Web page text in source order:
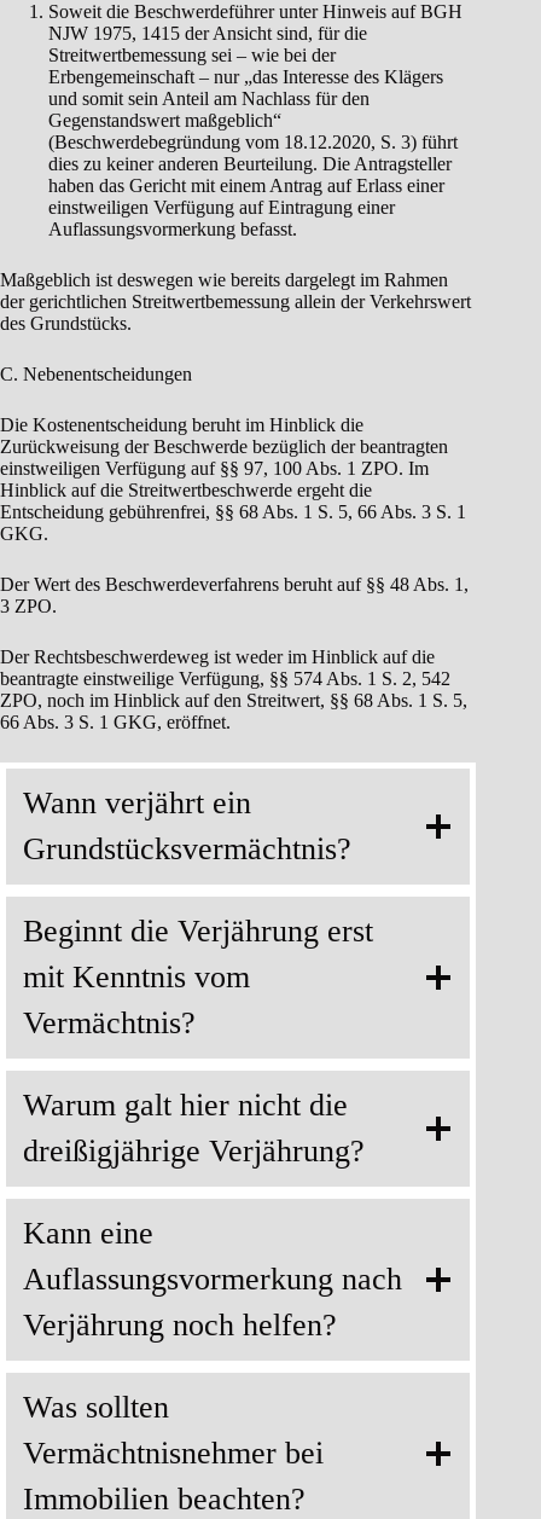
Soweit die Beschwerdeführer unter Hinweis auf BGH
NJW 1975, 1415 der Ansicht sind, für die
Streitwertbemessung sei – wie bei der
Erbengemeinschaft – nur „das Interesse des Klägers
und somit sein Anteil am Nachlass für den
Gegenstandswert maßgeblich“
(Beschwerdebegründung vom 18.12.2020, S. 3) führt
dies zu keiner anderen Beurteilung. Die Antragsteller
haben das Gericht mit einem Antrag auf Erlass einer
einstweiligen Verfügung auf Eintragung einer
Auflassungsvormerkung befasst.
Maßgeblich ist deswegen wie bereits dargelegt im Rahmen
der gerichtlichen Streitwertbemessung allein der Verkehrswert
des Grundstücks.
C. Nebenentscheidungen
Die Kostenentscheidung beruht im Hinblick die
Zurückweisung der Beschwerde bezüglich der beantragten
einstweiligen Verfügung auf §§ 97, 100 Abs. 1 ZPO. Im
Hinblick auf die Streitwertbeschwerde ergeht die
Entscheidung gebührenfrei, §§ 68 Abs. 1 S. 5, 66 Abs. 3 S. 1
GKG.
Der Wert des Beschwerdeverfahrens beruht auf §§ 48 Abs. 1,
3 ZPO.
Der Rechtsbeschwerdeweg ist weder im Hinblick auf die
beantragte einstweilige Verfügung, §§ 574 Abs. 1 S. 2, 542
ZPO, noch im Hinblick auf den Streitwert, §§ 68 Abs. 1 S. 5,
66 Abs. 3 S. 1 GKG, eröffnet.
Wann verjährt ein
Grundstücksvermächtnis?
Beginnt die Verjährung erst
mit Kenntnis vom
Vermächtnis?
Warum galt hier nicht die
dreißigjährige Verjährung?
Kann eine
Auflassungsvormerkung nach
Verjährung noch helfen?
Was sollten
Vermächtnisnehmer bei
Immobilien beachten?